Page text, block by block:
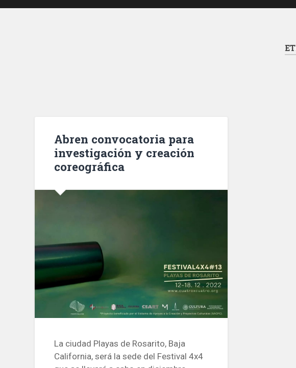
Abren convocatoria para
investigación y creación
coreográfica
La ciudad Playas de Rosarito, Baja
California, será la sede del Festival 4x4